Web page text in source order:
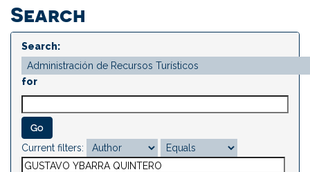
Search
Search:
for
Current filters: